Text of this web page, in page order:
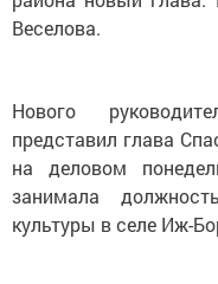
Веселова.
Нового
представил глава
на деловом
занимала
культуры в селе Иж-